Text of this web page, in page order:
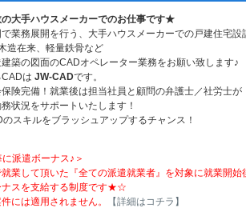
大手ハウスメーカーでのお仕事です★
で業務展開を行う、大手ハウスメーカーでの戸建住宅
造在来、軽量鉄骨など
築の図面のCADオペレーター業務をお願い致します♪
CADは JW-CADです。
険完備！就業後は担当社員と顧問の弁護士／社労士が
状況をサポートいたします！
スキルをブラッシュアップするチャンス！
に派遣ボーナス♪＞
業して頂いた『全ての派遣就業者』を対象に就業開始
ナスを支給する制度です★☆
には適用されません。
【詳細はコチラ】